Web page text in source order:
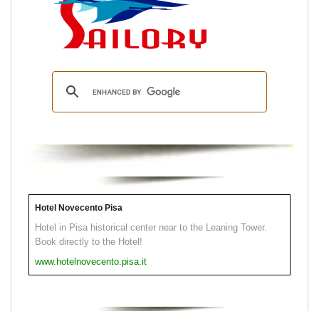
Hotel Novecento Pisa
Hotel in Pisa historical center near to the Leaning Tower.
Book directly to the Hotel!
www.hotelnovecento.pisa.it